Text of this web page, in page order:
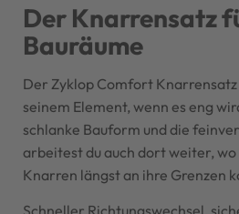
Der Knarrensatz
Bauräume
Der Zyklop Comfort Knarrensatz
seinem Element, wenn es eng
schlanke Bauform und die
arbeitest du auch dort weiter,
Knarren längst an ihre Grenzen
Schneller Richtungswechsel,